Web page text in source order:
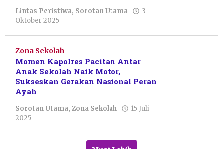
Lintas Peristiwa, Sorotan Utama
3
Oktober 2025
Shalahuddin
Zona Sekolah
Momen Kapolres Pacitan Antar
Anak Sekolah Naik Motor,
Sukseskan Gerakan Nasional Peran
Ayah
Sorotan Utama, Zona Sekolah
15 Juli
2025